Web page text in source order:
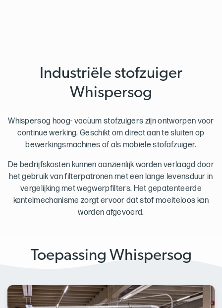
Industriële stofzuiger
Whispersog
Whispersog hoog- vacüum stofzuigers zijn ontworpen voor
continue werking. Geschikt om direct aan te sluiten op
bewerkingsmachines of als mobiele stofafzuiger.
De bedrijfskosten kunnen aanzienlijk worden verlaagd door
het gebruik van filterpatronen met een lange levensduur in
vergelijking met wegwerpfilters. Het gepatenteerde
kantelmechanisme zorgt ervoor dat stof moeiteloos kan
worden afgevoerd.
Toepassing Whispersog